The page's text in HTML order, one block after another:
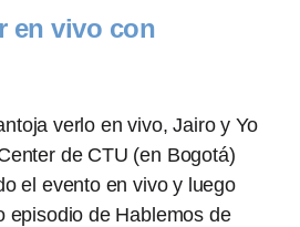
en vivo con
verlo en vivo, Jairo y Yo
de CTU (en Bogotá)
el evento en vivo y luego
episodio de Hablemos de